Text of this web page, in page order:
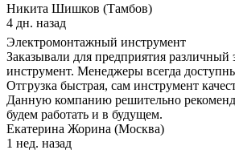
Никита Шишков (Тамбов)
4 дн. назад
Электромонтажный инструмент
Заказывали для предприятия
инструмент. Менеджеры всегда
Отгрузка быстрая, сам инструмент
Данную компанию решительно
будем работать и в будущем.
Екатерина Жорина (Москва)
1 нед. назад